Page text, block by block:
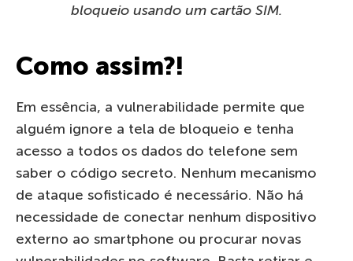
bloqueio usando um cartão SIM.
Como assim?!
Em essência, a vulnerabilidade permite que
alguém ignore a tela de bloqueio e tenha
acesso a todos os dados do telefone sem
saber o código secreto. Nenhum mecanismo
de ataque sofisticado é necessário. Não há
necessidade de conectar nenhum dispositivo
externo ao smartphone ou procurar novas